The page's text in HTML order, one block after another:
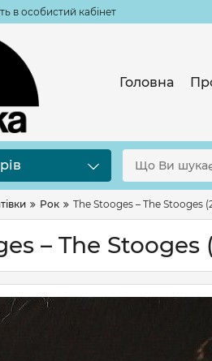
в особистий кабінет
Головна
Рок The Stooges – The Stooges
– The